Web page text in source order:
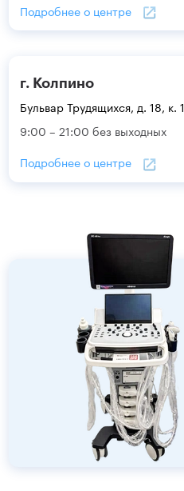
Подробнее о центре
г. Колпино
Бульвар Трудящихся, д. 18, к. 1
9:00 – 21:00 без выходных
Подробнее о центре